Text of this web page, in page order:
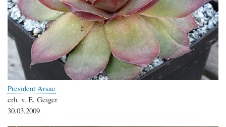
President Arsac
erh. v. E. Geiger
30.03.2009